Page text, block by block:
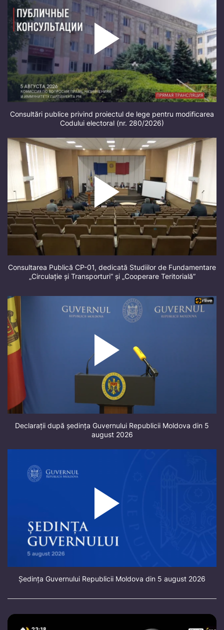
Consultări publice privind proiectul de lege pentru modificarea
Codului electoral (nr. 280/2026)
Consultarea Publică CP-01, dedicată Studiilor de Fundamentare
„Circulație și Transporturi” și „Cooperare Teritorială”
Declarații după ședința Guvernului Republicii Moldova din 5
august 2026
Ședința Guvernului Republicii Moldova din 5 august 2026